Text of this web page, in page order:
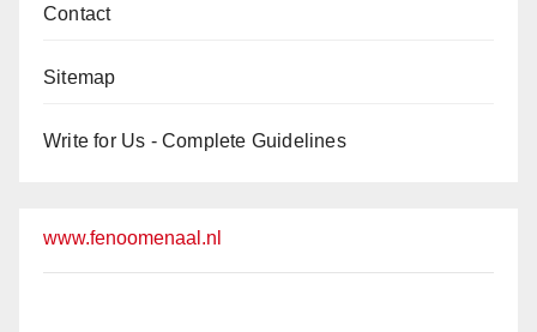
Contact
Sitemap
Write for Us - Complete Guidelines
www.fenoomenaal.nl